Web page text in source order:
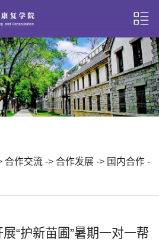
合作交流 -> 合作发展 -> 国内合作 -
“护新苗圃”暑期一对一帮